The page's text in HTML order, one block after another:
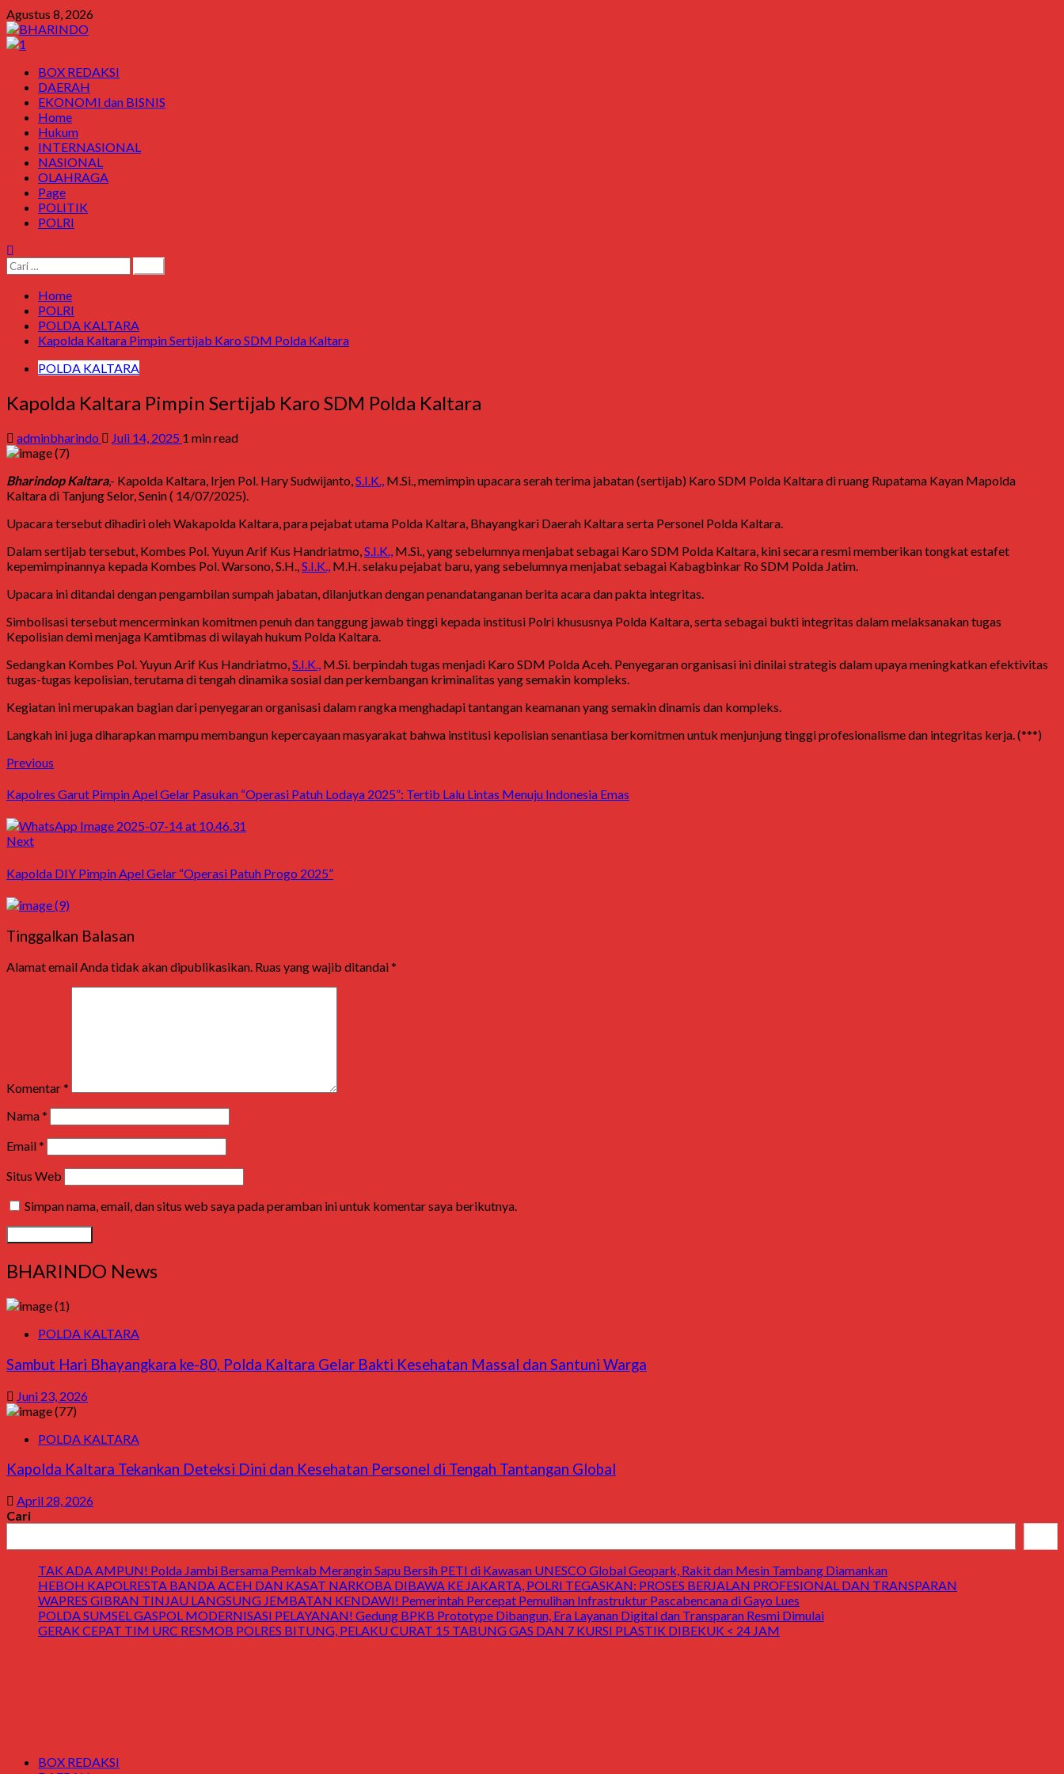
Skip
to
content
Agustus 8, 2026
Primary
Menu
BOX REDAKSI
DAERAH
EKONOMI dan BISNIS
Home
Hukum
INTERNASIONAL
NASIONAL
OLAHRAGA
Page
POLITIK
POLRI
Cari
untuk:
Home
POLRI
POLDA KALTARA
Kapolda Kaltara Pimpin Sertijab Karo SDM Polda Kaltara
POLDA KALTARA
Kapolda Kaltara Pimpin Sertijab Karo SDM Polda Kaltara
adminbharindo Juli 14, 2025 1 min read
Bharindop Kaltara,- Kapolda Kaltara, Irjen Pol. Hary Sudwijanto,S.I.K., M.Si., memimpin upacara serah terima jabatan (sertijab) Karo SDM Polda Kaltara di ruang Rupatama Kayan Mapolda
Kaltara di Tanjung Selor, Senin ( 14/07/2025).
Upacara tersebut dihadiri oleh Wakapolda Kaltara, para pejabat utama Polda Kaltara, Bhayangkari Daerah Kaltara serta Personel Polda Kaltara.
Dalam sertijab tersebut, Kombes Pol. Yuyun Arif Kus Handriatmo,S.I.K., M.Si., yang sebelumnya menjabat sebagai Karo SDM Polda Kaltara, kini secara resmi memberikan tongkat estafet
kepemimpinannya kepada Kombes Pol. Warsono, S.H.,S.I.K., M.H. selaku pejabat baru, yang sebelumnya menjabat sebagai Kabagbinkar Ro SDM Polda Jatim.
Upacara ini ditandai dengan pengambilan sumpah jabatan, dilanjutkan dengan penandatanganan berita acara dan pakta integritas.
Simbolisasi tersebut mencerminkan komitmen penuh dan tanggung jawab tinggi kepada institusi Polri khususnya Polda Kaltara, serta sebagai bukti integritas dalam melaksanakan tugas
Kepolisian demi menjaga Kamtibmas di wilayah hukum Polda Kaltara.
Sedangkan Kombes Pol. Yuyun Arif Kus Handriatmo,S.I.K., M.Si. berpindah tugas menjadi Karo SDM Polda Aceh. Penyegaran organisasi ini dinilai strategis dalam upaya meningkatkan efektivitas
tugas-tugas kepolisian, terutama di tengah dinamika sosial dan perkembangan kriminalitas yang semakin kompleks.
Kegiatan ini merupakan bagian dari penyegaran organisasi dalam rangka menghadapi tantangan keamanan yang semakin dinamis dan kompleks.
Langkah ini juga diharapkan mampu membangun kepercayaan masyarakat bahwa institusi kepolisian senantiasa berkomitmen untuk menjunjung tinggi profesionalisme dan integritas kerja. (***)
Post
navigation
Previous
Kapolres Garut Pimpin Apel Gelar Pasukan “Operasi Patuh Lodaya 2025”: Tertib Lalu Lintas Menuju Indonesia Emas
NextNext
Kapolda DIY Pimpin Apel Gelar “Operasi Patuh Progo 2025”
Tinggalkan Balasan
Alamat email Anda tidak akan dipublikasikan. Ruas yang wajib ditandai*
Komentar*
Nama*
Email*
Situs Web
Simpan nama, email, dan situs web saya pada peramban ini untuk komentar saya berikutnya.
BHARINDO News
POLDA KALTARA
Sambut Hari Bhayangkara ke-80, Polda Kaltara Gelar Bakti Kesehatan Massal dan Santuni Warga
Juni 23, 2026
POLDA KALTARA
Kapolda Kaltara Tekankan Deteksi Dini dan Kesehatan Personel di Tengah Tantangan Global
April 28, 2026
Cari
TAK ADA AMPUN! Polda Jambi Bersama Pemkab Merangin Sapu Bersih PETI di Kawasan UNESCO Global Geopark, Rakit dan Mesin Tambang Diamankan
HEBOH KAPOLRESTA BANDA ACEH DAN KASAT NARKOBA DIBAWA KE JAKARTA, POLRI TEGASKAN: PROSES BERJALAN PROFESIONAL DAN TRANSPARAN
WAPRES GIBRAN TINJAU LANGSUNG JEMBATAN KENDAWI! Pemerintah Percepat Pemulihan Infrastruktur Pascabencana di Gayo Lues
POLDA SUMSEL GASPOL MODERNISASI PELAYANAN! Gedung BPKB Prototype Dibangun, Era Layanan Digital dan Transparan Resmi Dimulai
GERAK CEPAT TIM URC RESMOB POLRES BITUNG, PELAKU CURAT 15 TABUNG GAS DAN 7 KURSI PLASTIK DIBEKUK < 24 JAM
BOX REDAKSI